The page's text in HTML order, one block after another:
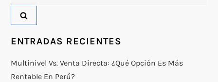
ENTRADAS RECIENTES
Multinivel Vs. Venta Directa: ¿qué Opción Es Más
Rentable En Perú?